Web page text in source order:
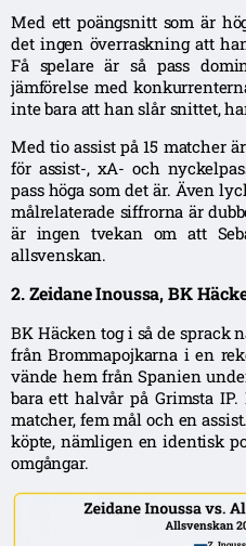
Med ett poängsnitt som är
det ingen överraskning att
Få spelare är så pass
jämförelse med
inte bara att han slår snittet,
Med tio assist på 15 matcher
för assist-, xA- och
pass höga som det är. Även
målrelaterade siffrorna är
är ingen tvekan om att
allsvenskan.
2. Zeidane Inoussa, BK
BK Häcken tog i så de sprack
från Brommapojkarna i en
vände hem från Spanien
bara ett halvår på Grimsta
matcher, fem mål och en
köpte, nämligen en identisk
omgångar.